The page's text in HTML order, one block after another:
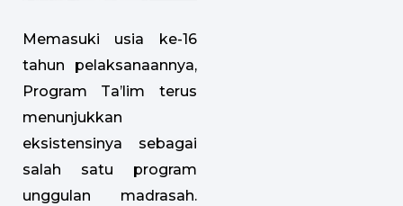
Memasuki usia ke-16
tahun pelaksanaannya,
Program Ta’lim terus
menunjukkan
eksistensinya sebagai
salah satu program
unggulan madrasah.